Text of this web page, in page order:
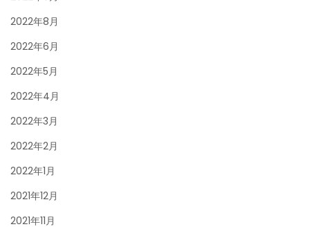
2022年8月
2022年6月
2022年5月
2022年4月
2022年3月
2022年2月
2022年1月
2021年12月
2021年11月